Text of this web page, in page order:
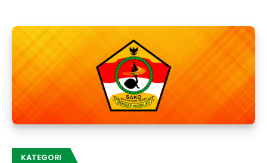
KATEGORI